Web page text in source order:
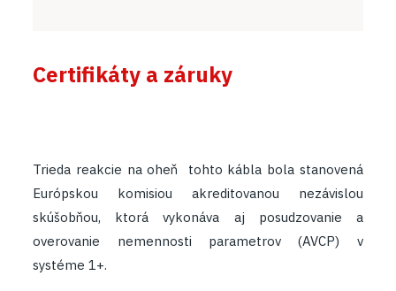
Certifikáty a záruky
Trieda reakcie na oheň tohto kábla bola stanovená
Európskou komisiou akreditovanou nezávislou
skúšobňou, ktorá vykonáva aj posudzovanie a
overovanie nemennosti parametrov (AVCP) v
systéme 1+.